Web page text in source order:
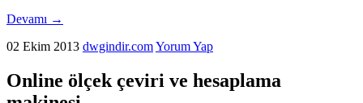
Devamı →
02 Ekim 2013 dwgindir.comYorum Yap
Online ölçek çeviri ve hesaplama